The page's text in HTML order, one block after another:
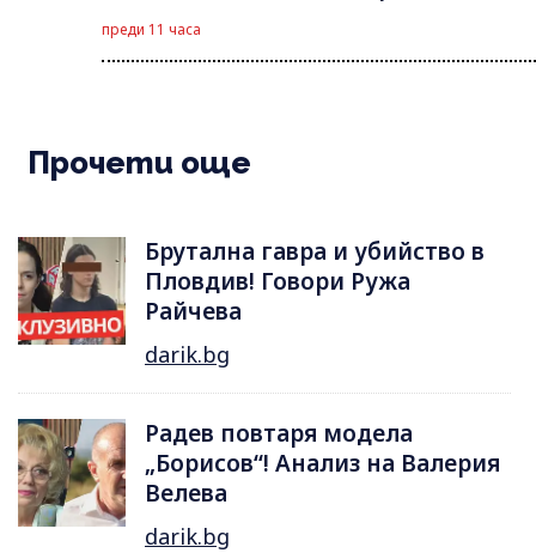
преди 11 часа
Прочети още
Брутална гавра и убийство в
Пловдив! Говори Ружа
Райчева
darik.bg
Радев повтаря модела
„Борисов“! Анализ на Валерия
Велева
darik.bg